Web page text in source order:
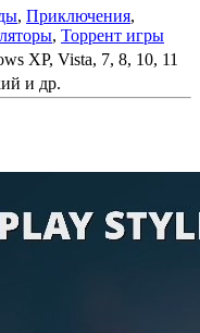
, Приключения,
, Торрент игры
XP, Vista, 7, 8, 10, 11
и др.